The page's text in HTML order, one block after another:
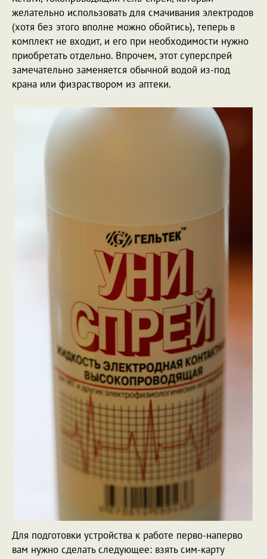
желательно использовать для смачивания электродов
(хотя без этого вполне можно обойтись), теперь в
комплект не входит, и его при необходимости нужно
приобретать отдельно. Впрочем, этот суперспрей
замечательно заменяется обычной водой из-под
крана или физраствором из аптеки.
Для подготовки устройства к работе перво-наперво
вам нужно сделать следующее: взять сим-карту